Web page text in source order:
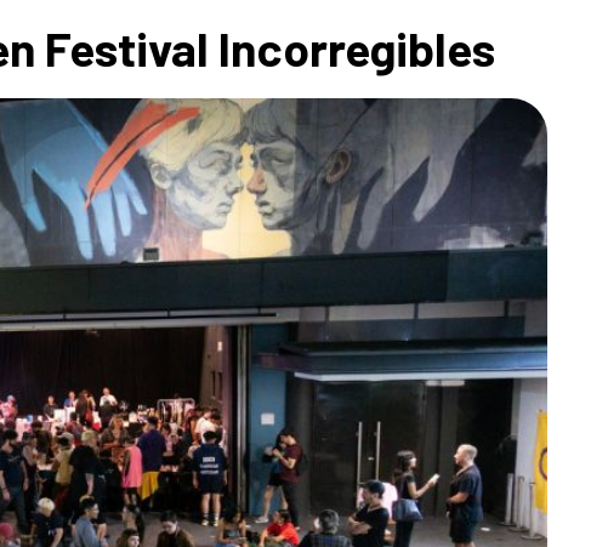
Festival Incorregibles